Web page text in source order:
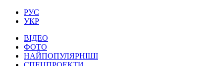
РУС
УКР
ВІДЕО
ФОТО
НАЙПОПУЛЯРНІШІ